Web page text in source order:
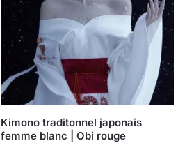
Kimono traditonnel japonais
femme blanc | Obi rouge